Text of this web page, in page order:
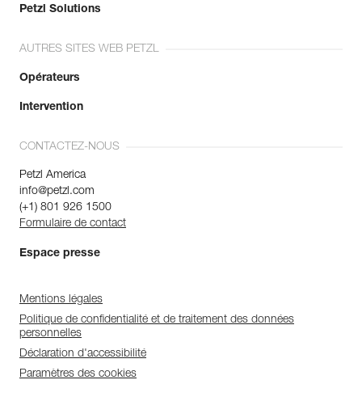
Petzl Solutions
AUTRES SITES WEB PETZL
Opérateurs
Intervention
CONTACTEZ-NOUS
Petzl America
info@petzl.com
(+1) 801 926 1500
Formulaire de contact
Espace presse
Mentions légales
Politique de confidentialité et de traitement des données
personnelles
Déclaration d'accessibilité
Paramètres des cookies